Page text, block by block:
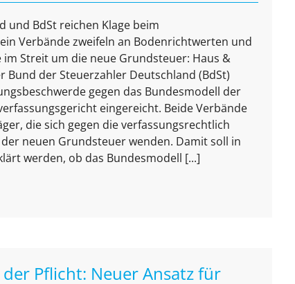
und BdSt reichen Klage beim
Verbände zweifeln an Bodenrichtwerten und
Streit um die neue Grundsteuer: Haus &
Bund der Steuerzahler Deutschland (BdSt)
gegen das Bundesmodell der
eingereicht. Beide Verbände
die sich gegen die verfassungsrechtlich
neuen Grundsteuer wenden. Damit soll in
werden, ob das Bundesmodell [...]
Pflicht: Neuer Ansatz für